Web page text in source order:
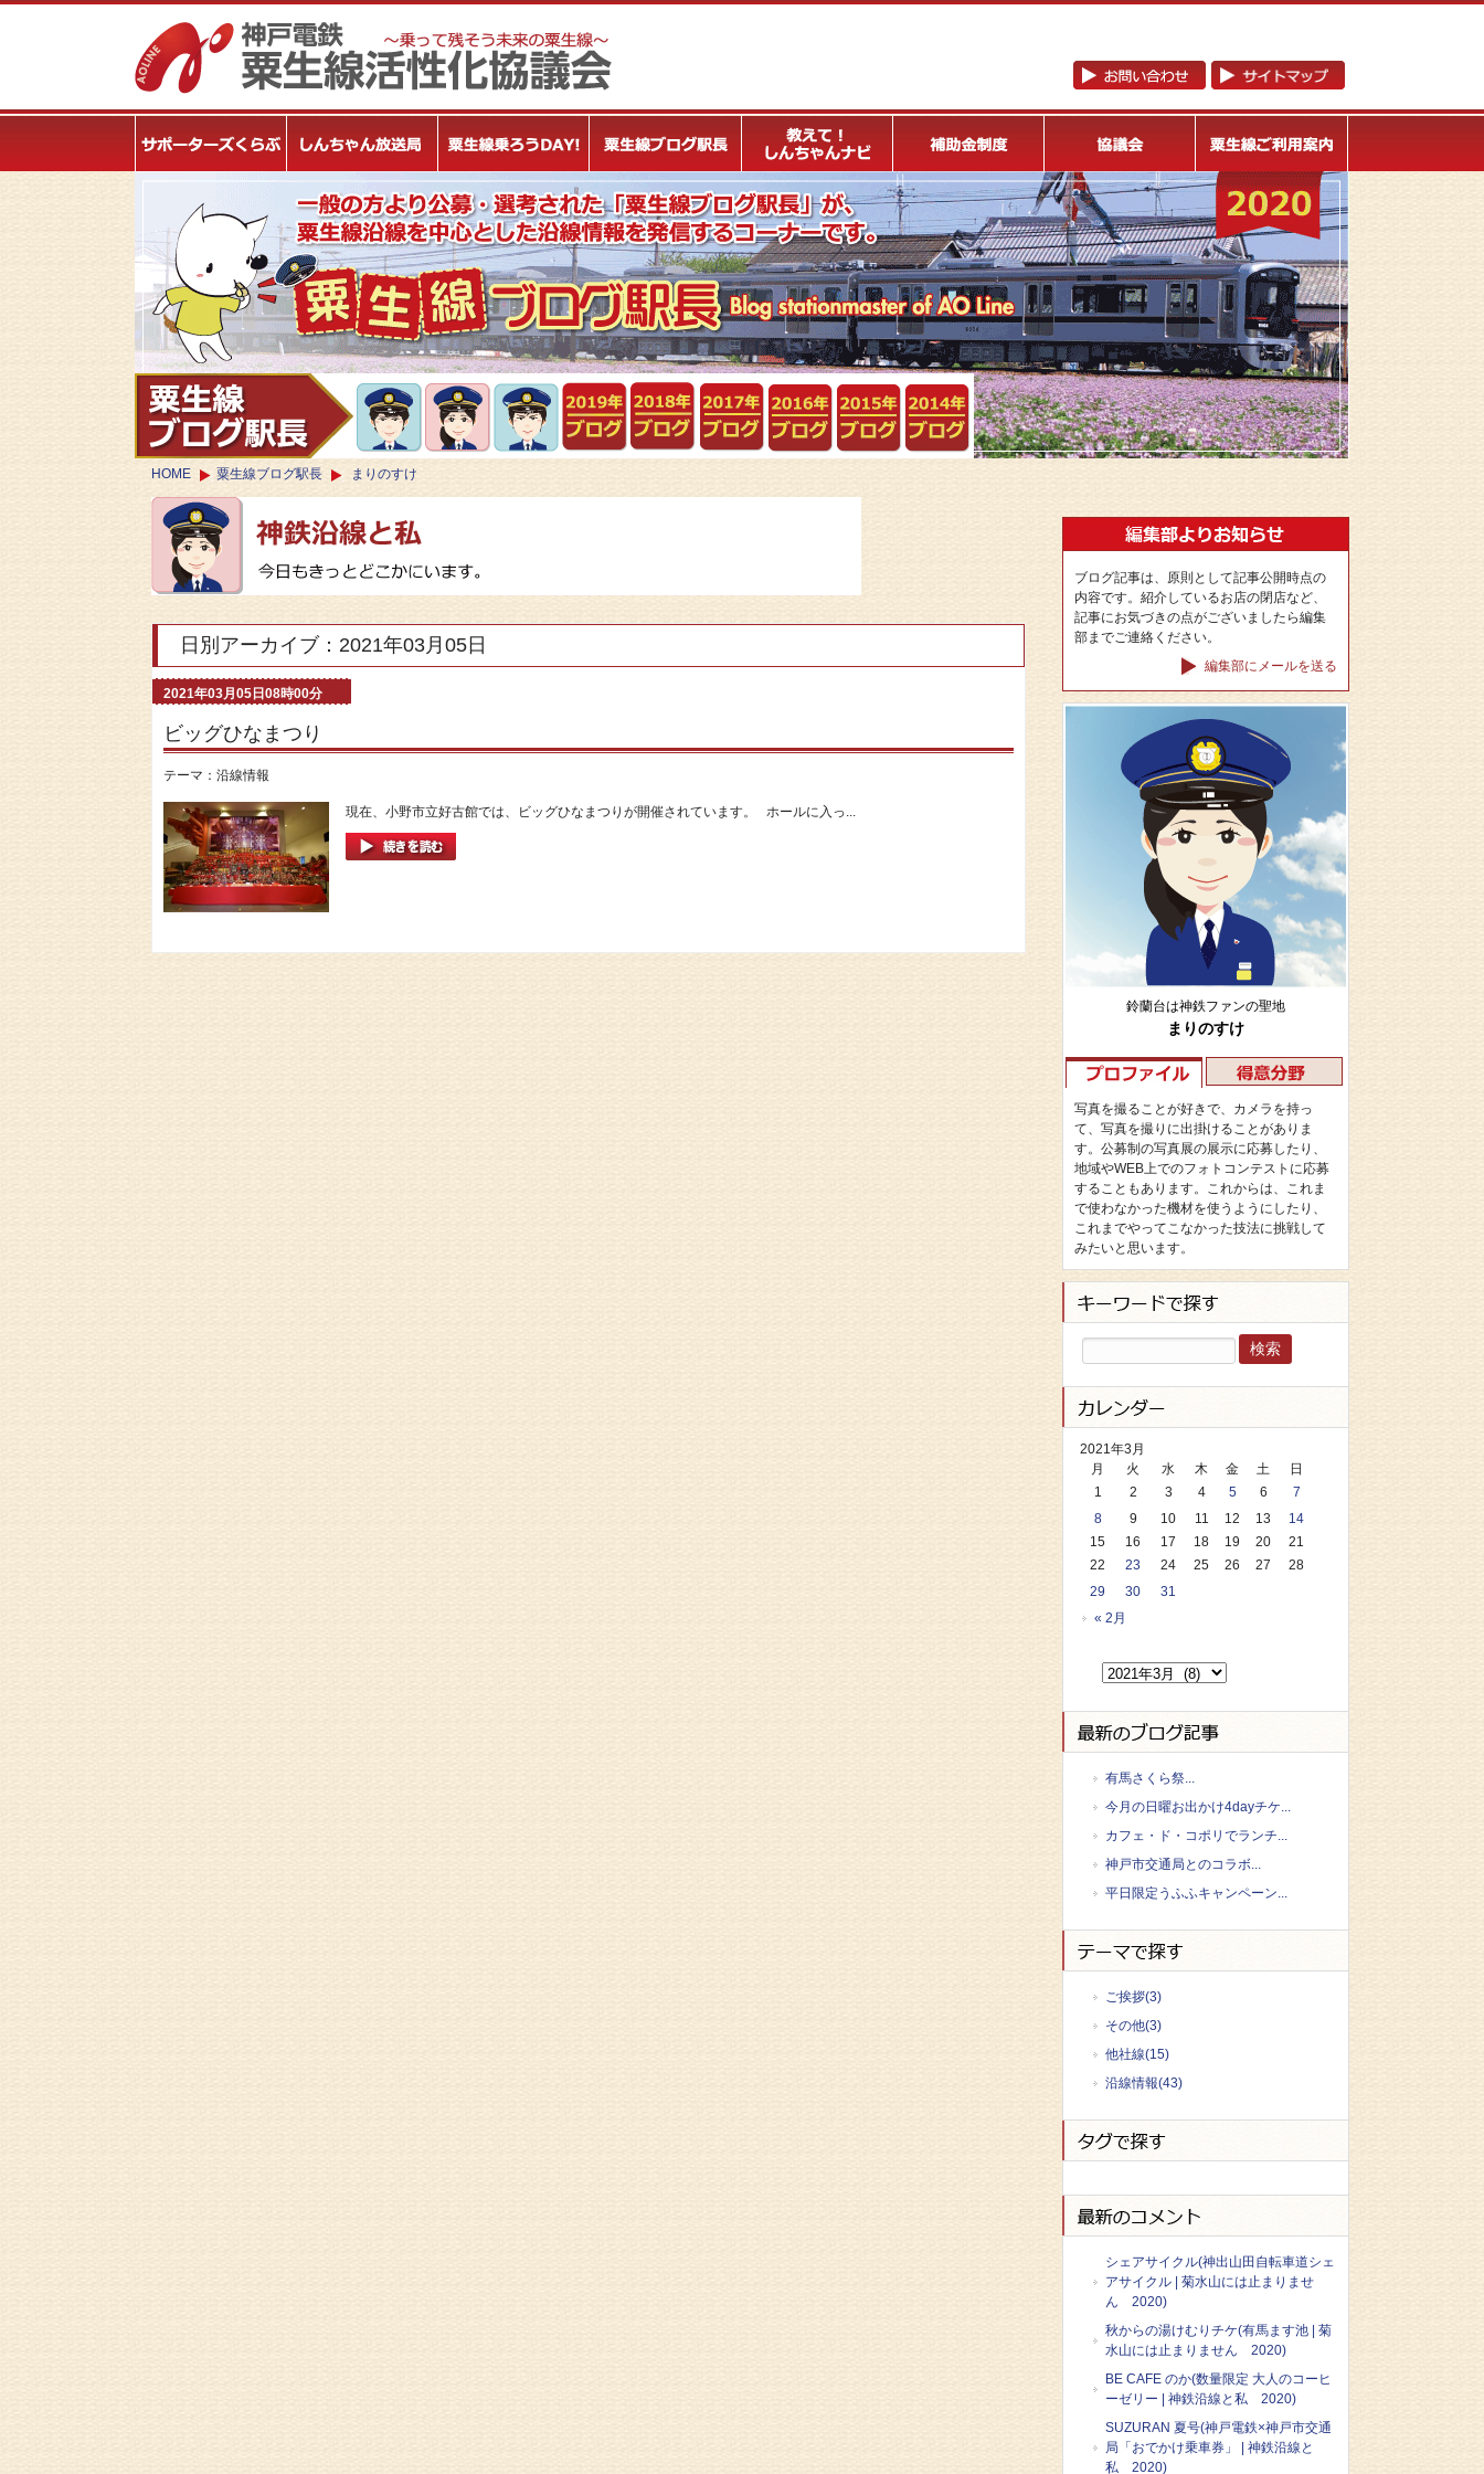
HOME 粟生線ブログ駅長 まりのすけ
日別アーカイブ：2021年03月05日
2021年03月05日08時00分
ビッグひなまつり
テーマ： 沿線情報
現在、小野市立好古館では、ビッグひなまつりが開催されています。 ホールに入っ...
ブログ記事は、原則として記事公開時点の
内容です。紹介しているお店の閉店など、
記事にお気づきの点がございましたら編集
部までご連絡ください。
編集部にメールを送る
鈴蘭台は神鉄ファンの聖地
まりのすけ
写真を撮ることが好きで、カメラを持っ
て、写真を撮りに出掛けることがありま
す。公募制の写真展の展示に応募したり、
地域やWEB上でのフォトコンテストに応募
することもあります。これからは、これま
で使わなかった機材を使うようにしたり、
これまでやってこなかった技法に挑戦して
みたいと思います。
検
索:
2021年3月
月
火 水 木 金 土
日
1
2 3 4 5 6
7
8
9 10 11 12 13
14
15
16 17 18 19 20
21
22
23 24 25 26 27
28
29
30
31
« 2月
有馬さくら祭...
今月の日曜お出かけ4dayチケ...
カフェ・ド・コポリでランチ...
神戸市交通局とのコラボ...
平日限定うふふキャンペーン...
ご挨拶(3)
その他(3)
他社線(15)
沿線情報(43)
シェアサイクル(神出山田自転車道シェ
アサイクル | 菊水山には止まりませ
ん 2020)
秋からの湯けむりチケ(有馬ます池 | 菊
水山には止まりません 2020)
BE CAFE のか(数量限定 大人のコーヒ
ーゼリー | 神鉄沿線と私 2020)
SUZURAN 夏号(神戸電鉄×神戸市交通
局「おでかけ乗車券」 | 神鉄沿線と
私 2020)